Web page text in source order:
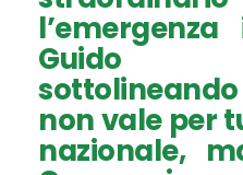
Guido
non vale per
nazionale,